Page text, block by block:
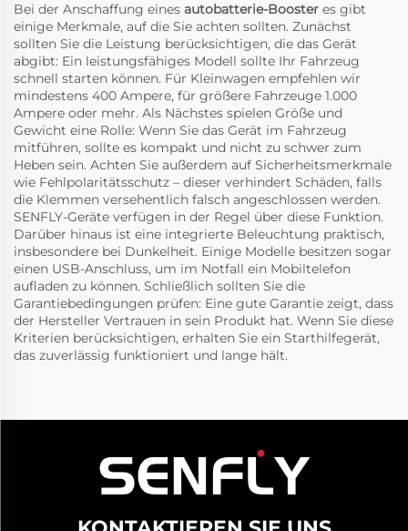
Bei der Anschaffung eines autobatterie-Booster es gibt
einige Merkmale, auf die Sie achten sollten. Zunächst
sollten Sie die Leistung berücksichtigen, die das Gerät
abgibt: Ein leistungsfähiges Modell sollte Ihr Fahrzeug
schnell starten können. Für Kleinwagen empfehlen wir
mindestens 400 Ampere, für größere Fahrzeuge 1.000
Ampere oder mehr. Als Nächstes spielen Größe und
Gewicht eine Rolle: Wenn Sie das Gerät im Fahrzeug
mitführen, sollte es kompakt und nicht zu schwer zum
Heben sein. Achten Sie außerdem auf Sicherheitsmerkmale
wie Fehlpolaritätsschutz – dieser verhindert Schäden, falls
die Klemmen versehentlich falsch angeschlossen werden.
SENFLY-Geräte verfügen in der Regel über diese Funktion.
Darüber hinaus ist eine integrierte Beleuchtung praktisch,
insbesondere bei Dunkelheit. Einige Modelle besitzen sogar
einen USB-Anschluss, um im Notfall ein Mobiltelefon
aufladen zu können. Schließlich sollten Sie die
Garantiebedingungen prüfen: Eine gute Garantie zeigt, dass
der Hersteller Vertrauen in sein Produkt hat. Wenn Sie diese
Kriterien berücksichtigen, erhalten Sie ein Starthilfegerät,
das zuverlässig funktioniert und lange hält.